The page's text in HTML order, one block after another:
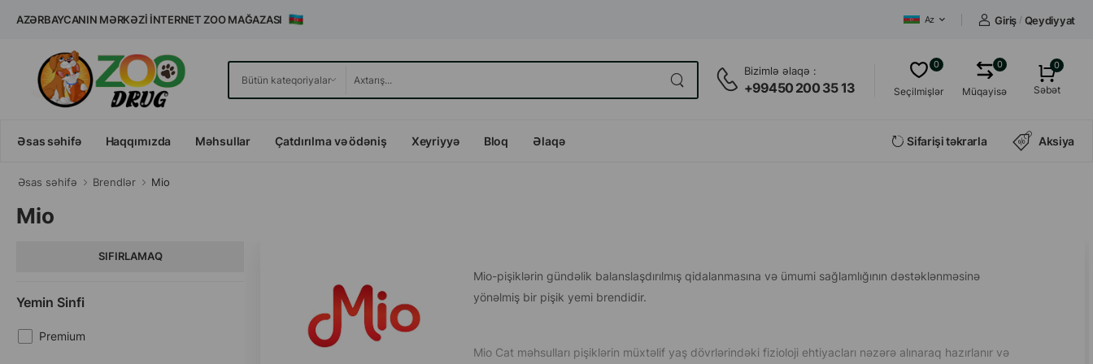
AZƏRBAYCANIN MƏRKƏZI İNTERNET ZOO MAĞAZASI Az Giriş / Qeydiyyat
Bizimlə əlaqə :
+99450 200 35 13 Seçilmişlər
0
Müqayisə
0 0
Səbət
Əsas səhifə Haqqımızda Məhsullar Çatdırılma və ödəniş Xeyriyyə Bloq Əlaqə Sifarişi təkrarla Aksiya
Əsas səhifə Brendlər Mio
Mio
SIFIRLAMAQ
Yemin Sinfi
Premium
Mio-pişiklərin gündəlik balanslaşdırılmış qidalanmasına və ümumi sağlamlığının dəstəklənməsinə
yönəlmiş bir pişik yemi brendidir.
Mio Cat məhsulları pişiklərin müxtəlif yaş dövrlərindəki fizioloji ehtiyacları nəzərə alınaraq hazırlanır və